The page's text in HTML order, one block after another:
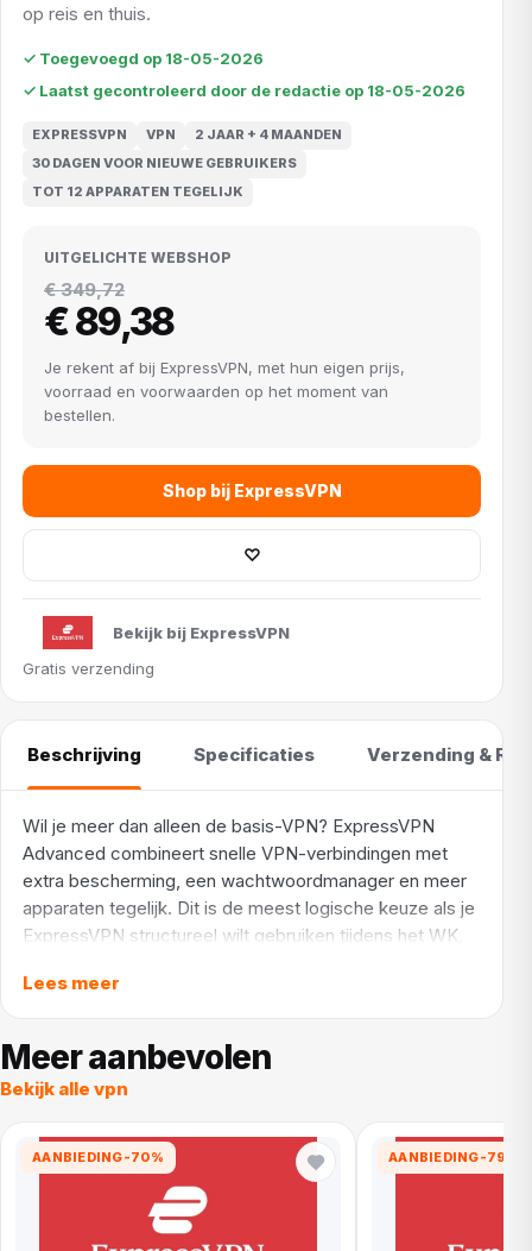
op reis en thuis.
✓ Toegevoegd op 18-05-2026
✓ Laatst gecontroleerd door de redactie op 18-05-2026
EXPRESSVPN VPN
2 JAAR + 4 MAANDEN
30 DAGEN VOOR NIEUWE GEBRUIKERS
TOT 12 APPARATEN TEGELIJK
UITGELICHTE WEBSHOP
€ 349,72
€ 89,38
Je rekent af bij ExpressVPN, met hun eigen prijs,
voorraad en voorwaarden op het moment van
bestellen.
Shop bij ExpressVPN
♡
Bekijk bij ExpressVPN
Gratis verzending
Beschrijving Specificaties Verzending &
Wil je meer dan alleen de basis-VPN? ExpressVPN
Advanced combineert snelle VPN-verbindingen met
extra bescherming, een wachtwoordmanager en meer
apparaten tegelijk. Dit is de meest logische keuze als je
ExpressVPN structureel wilt gebruiken tijdens het WK,
tussen prijs, functies en gebruiksgemak. Je krijgt de
VPN-functies waar ExpressVPN bekend om staat, maar
schadelijke sites en meer.Dit pakket is interessant als je
ExpressVPN niet alleen tijdelijk wilt proberen, maar echt
als vaste VPN-oplossing wilt gebruiken. Bijvoorbeeld
voor streamen, live sport kijken, veilig internetten op
Lees meer
Meer aanbevolen
Bekijk alle vpn
AANBIEDING-70% AANBIEDING-79%